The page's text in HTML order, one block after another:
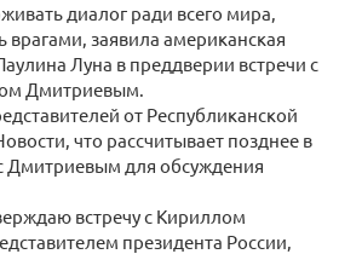
диалог ради всего мира,
врагами, заявила американская
Луна в преддверии встречи с
Дмитриевым.
от Республиканской
что рассчитывает позднее в
Дмитриевым для обсуждения
встречу с Кириллом
президента России,